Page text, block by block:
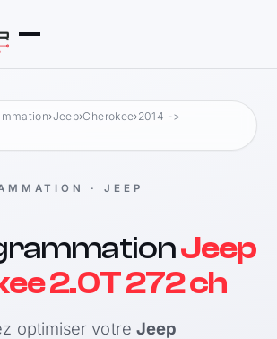
›Jeep›Cherokee›2014 ->
· JEEP
Jeep
2.0T 272 ch
optimiser votre Jeep